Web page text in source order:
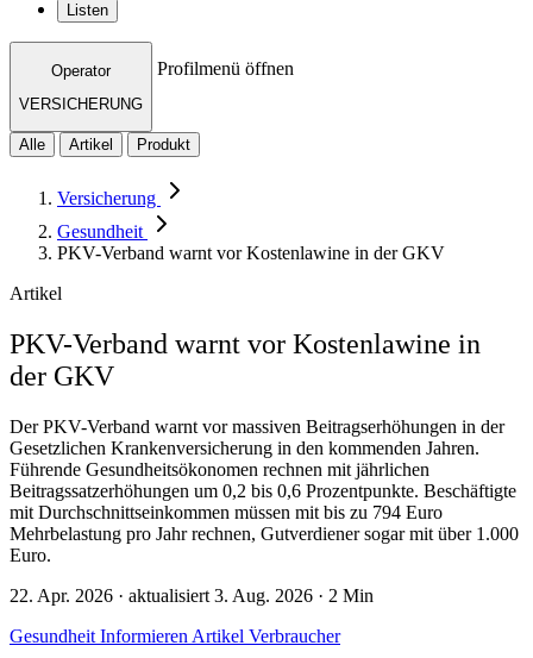
Listen
Operator
VERSICHERUNG
Profilmenü öffnen
Alle Artikel Produkt
Versicherung
Gesundheit
PKV-Verband warnt vor Kostenlawine in der GKV
Artikel
PKV-Verband warnt vor Kostenlawine in
der GKV
Der PKV-Verband warnt vor massiven Beitragserhöhungen in der
Gesetzlichen Krankenversicherung in den kommenden Jahren.
Führende Gesundheitsökonomen rechnen mit jährlichen
Beitragssatzerhöhungen um 0,2 bis 0,6 Prozentpunkte. Beschäftigte
mit Durchschnittseinkommen müssen mit bis zu 794 Euro
Mehrbelastung pro Jahr rechnen, Gutverdiener sogar mit über 1.000
Euro.
22. Apr. 2026 · aktualisiert 3. Aug. 2026 · 2 Min
Gesundheit Informieren Artikel Verbraucher